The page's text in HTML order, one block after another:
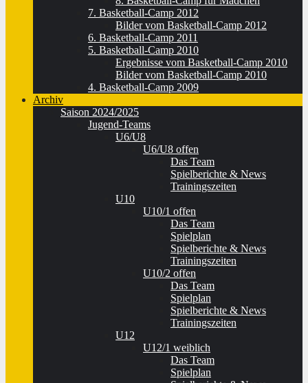
7. Basketball-Camp 2012
Bilder vom Basketball-Camp 2012
6. Basketball-Camp 2011
5. Basketball-Camp 2010
Ergebnisse vom Basketball-Camp 2010
Bilder vom Basketball-Camp 2010
4. Basketball-Camp 2009
Archiv
Saison 2024/2025
Jugend-Teams
U6/U8
U6/U8 offen
Das Team
Spielberichte & News
Trainingszeiten
U10
U10/1 offen
Das Team
Spielplan
Spielberichte & News
Trainingszeiten
U10/2 offen
Das Team
Spielplan
Spielberichte & News
Trainingszeiten
U12
U12/1 weiblich
Das Team
Spielplan